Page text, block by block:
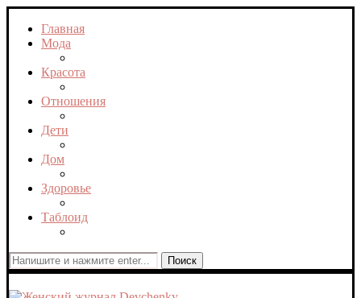
Главная
Мода
Красота
Отношения
Дети
Дом
Здоровье
Таблоид
Поиск